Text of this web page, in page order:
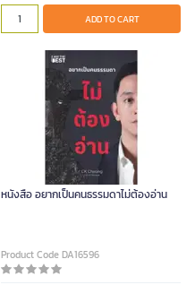
ADD TO CART
หนังสือ อยากเป็นคนธรรมดาไม่ต้องอ่าน
Product Code DA16596